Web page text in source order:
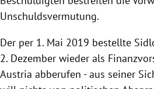
Unschuldsvermutung.
Der per 1. Mai 2019 bestellte
2. Dezember wieder als
Austria abberufen - aus seiner